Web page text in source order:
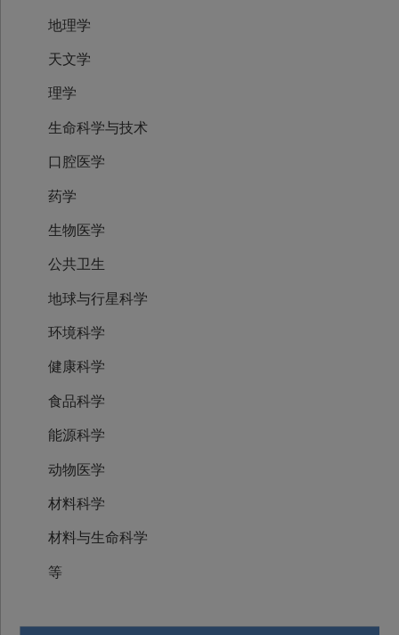
地理学
天文学
理学
生命科学与技术
口腔医学
药学
生物医学
公共卫生
地球与行星科学
环境科学
健康科学
食品科学
能源科学
动物医学
材料科学
材料与生命科学
等